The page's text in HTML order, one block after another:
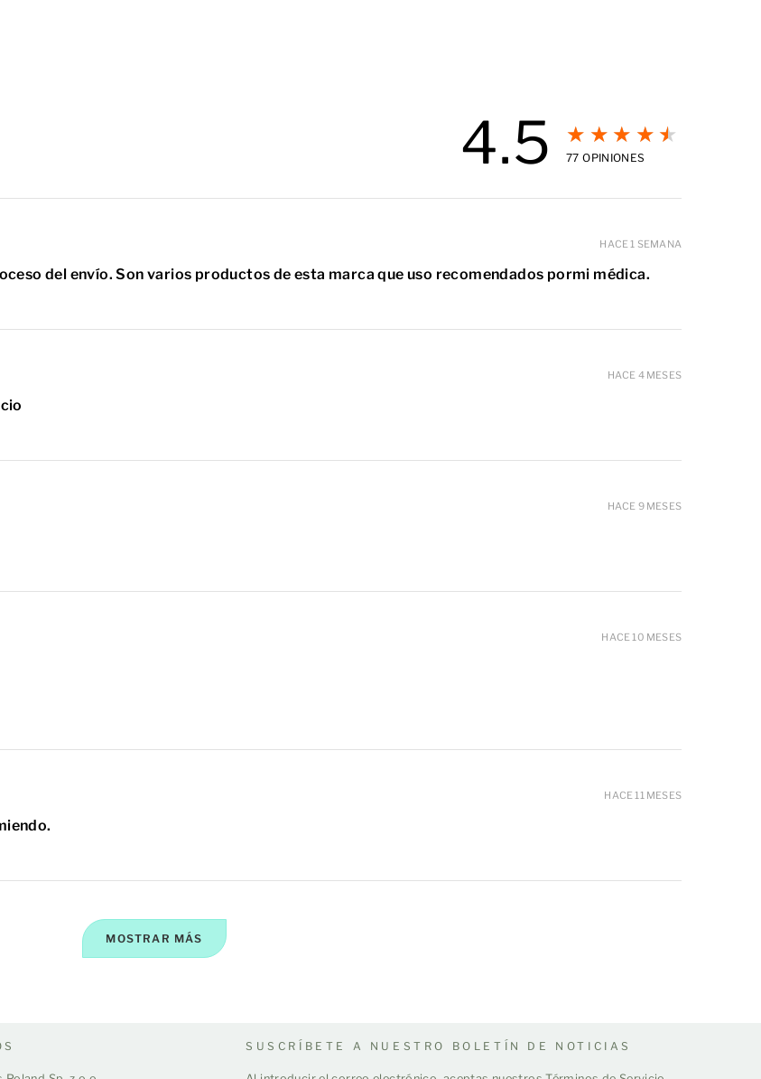
4.5 ★★★★★
77 OPINIONES
del envío. Son varios productos de esta marca que uso recomendados pormi médica.
HACE 1 SEMANA
HACE 4 MESES
HACE 9 MESES
HACE 10 MESES
HACE 11 MESES
MOSTRAR MÁS
SUSCRÍBETE A NUESTRO BOLETÍN DE NOTICIAS